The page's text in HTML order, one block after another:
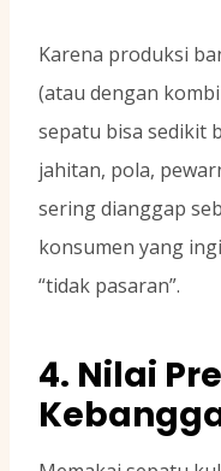
Karena produksi
(atau dengan
sepatu bisa sedikit
jahitan, pola,
sering dianggap
konsumen yang
“tidak pasaran”.
4. Nilai